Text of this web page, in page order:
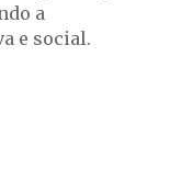
a
e social.